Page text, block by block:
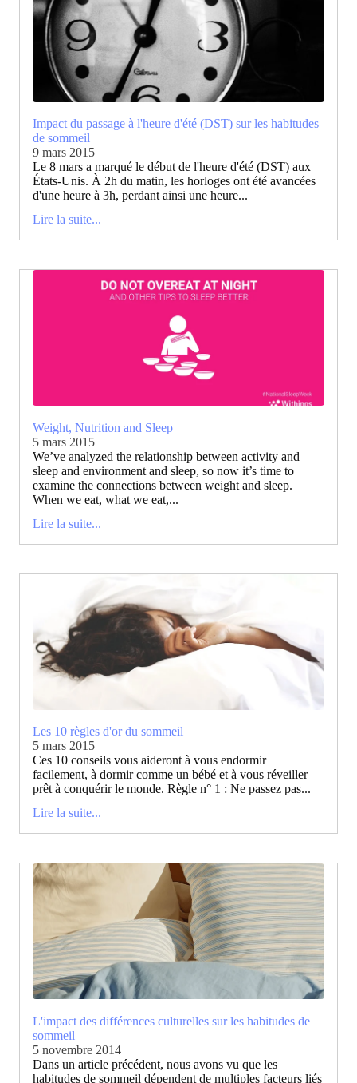
Impact du passage à l'heure d'été (DST) sur les habitudes
de sommeil
9 mars 2015
Le 8 mars a marqué le début de l'heure d'été (DST) aux
États-Unis. À 2h du matin, les horloges ont été avancées
d'une heure à 3h, perdant ainsi une heure...
Lire la suite...
Weight, Nutrition and Sleep
5 mars 2015
We’ve analyzed the relationship between activity and
sleep and environment and sleep, so now it’s time to
examine the connections between weight and sleep.
When we eat, what we eat,...
Lire la suite...
Les 10 règles d'or du sommeil
5 mars 2015
Ces 10 conseils vous aideront à vous endormir
facilement, à dormir comme un bébé et à vous réveiller
prêt à conquérir le monde. Règle n° 1 : Ne passez pas...
Lire la suite...
L'impact des différences culturelles sur les habitudes de
sommeil
5 novembre 2014
Dans un article précédent, nous avons vu que les
habitudes de sommeil dépendent de multiples facteurs liés